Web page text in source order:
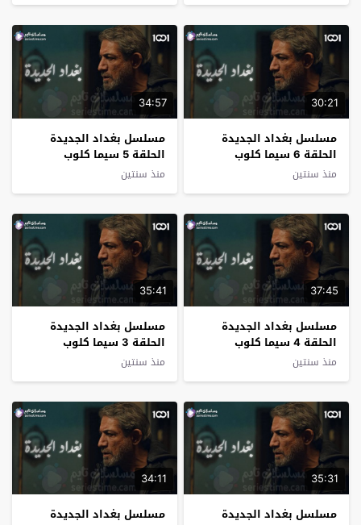
30:21
مسلسل بغداد الجديدة
الحلقة 6 سيما كلوب
منذ سنتين
34:57
مسلسل بغداد الجديدة
الحلقة 5 سيما كلوب
منذ سنتين
37:45
مسلسل بغداد الجديدة
الحلقة 4 سيما كلوب
منذ سنتين
35:41
مسلسل بغداد الجديدة
الحلقة 3 سيما كلوب
منذ سنتين
35:31
مسلسل بغداد الجديدة
34:11
مسلسل بغداد الجديدة